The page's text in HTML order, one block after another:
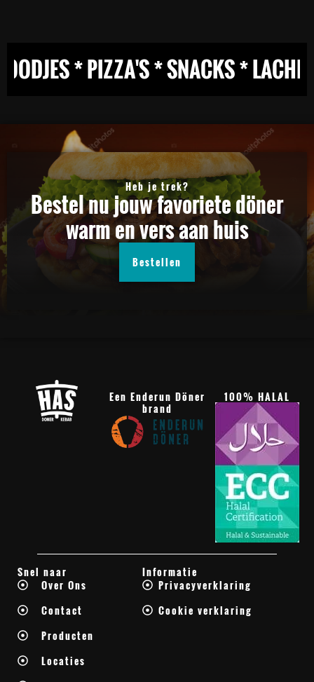
* PIZZA'S * SNACKS *
Heb je trek?
Bestel nu jouw favoriete döner
warm en vers aan huis
Bestellen
Een Enderun Döner
brand
100% HALAL
Snel naar
Over Ons
Contact
Producten
Locaties
Informatie
Privacyverklaring
Cookie verklaring